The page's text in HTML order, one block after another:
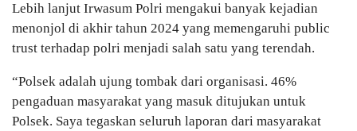
Lebih lanjut Irwasum Polri mengakui banyak kejadian
menonjol di akhir tahun 2024 yang memengaruhi public
trust terhadap polri menjadi salah satu yang terendah.
“Polsek adalah ujung tombak dari organisasi. 46%
pengaduan masyarakat yang masuk ditujukan untuk
Polsek. Saya tegaskan seluruh laporan dari masyarakat